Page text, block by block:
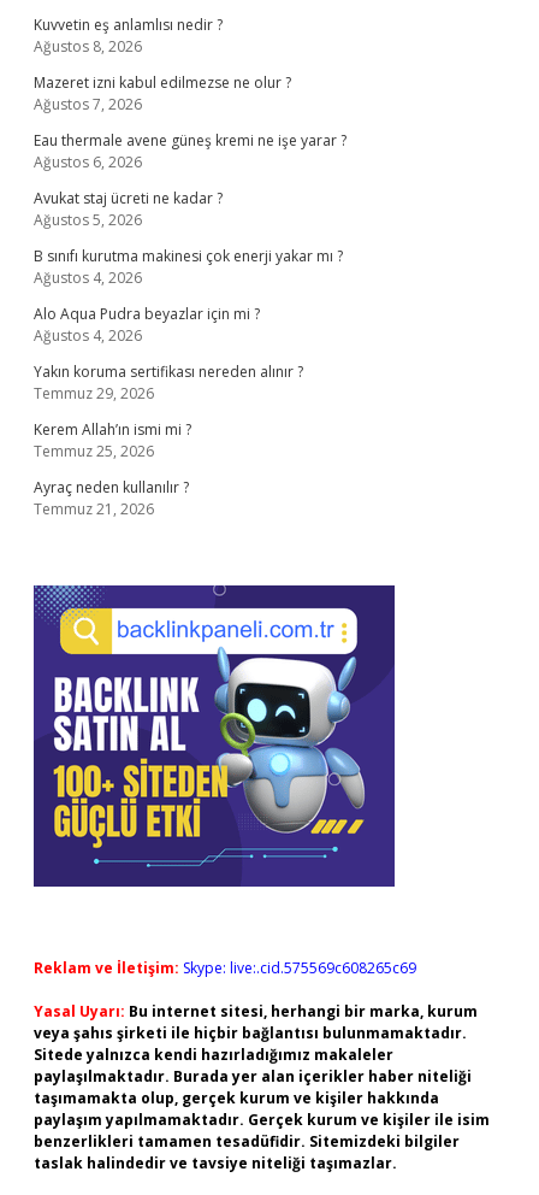
Kuvvetin eş anlamlısı nedir ?
Ağustos 8, 2026
Mazeret izni kabul edilmezse ne olur ?
Ağustos 7, 2026
Eau thermale avene güneş kremi ne işe yarar ?
Ağustos 6, 2026
Avukat staj ücreti ne kadar ?
Ağustos 5, 2026
B sınıfı kurutma makinesi çok enerji yakar mı ?
Ağustos 4, 2026
Alo Aqua Pudra beyazlar için mi ?
Ağustos 4, 2026
Yakın koruma sertifikası nereden alınır ?
Temmuz 29, 2026
Kerem Allah’ın ismi mi ?
Temmuz 25, 2026
Ayraç neden kullanılır ?
Temmuz 21, 2026
Reklam ve İletişim: Skype: live:.cid.575569c608265c69
Yasal Uyarı: Bu internet sitesi, herhangi bir marka, kurum
veya şahıs şirketi ile hiçbir bağlantısı bulunmamaktadır.
Sitede yalnızca kendi hazırladığımız makaleler
paylaşılmaktadır. Burada yer alan içerikler haber niteliği
taşımamakta olup, gerçek kurum ve kişiler hakkında
paylaşım yapılmamaktadır. Gerçek kurum ve kişiler ile isim
benzerlikleri tamamen tesadüfidir. Sitemizdeki bilgiler
taslak halindedir ve tavsiye niteliği taşımazlar.